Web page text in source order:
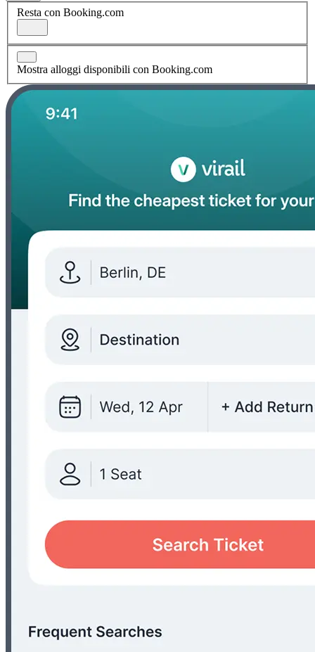
Resta con Booking.com
Mostra alloggi disponibili con Booking.com